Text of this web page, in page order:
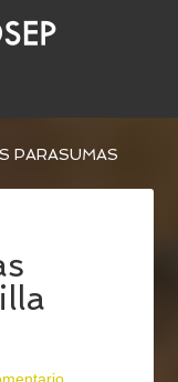
PARASUMAS